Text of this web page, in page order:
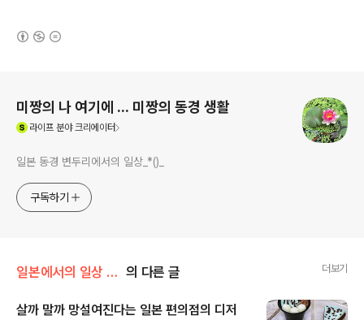
미짱의 나 여기에 ... 미짱의 동경 생활
라이프분야 크리에이터
일본 동경 변두리에서의 일상_*()_
구독하기
일본에서의 일상 /요런것 저런것 의 다른 글 더보기
살까 말까 망설여진다는 일본 편의점의 디저